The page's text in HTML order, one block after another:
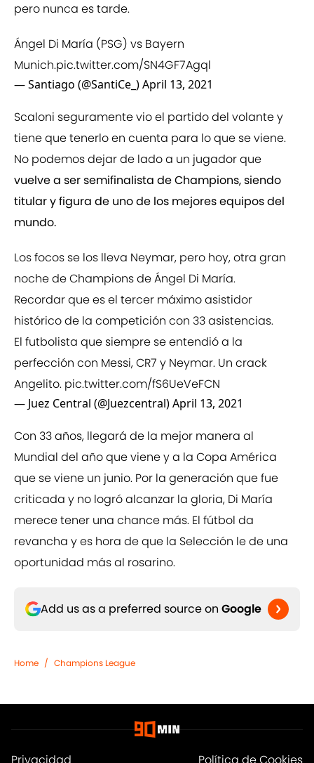
pero nunca es tarde.
Ángel Di María (PSG) vs Bayern
Munich.pic.twitter.com/SN4GF7Agql
— Santiago (@SantiCe_)April 13, 2021
Scaloni seguramente vio el partido del volante y
tiene que tenerlo en cuenta para lo que se viene.
No podemos dejar de lado a un jugador que
vuelve a ser semifinalista de Champions, siendo
titular y figura de uno de los mejores equipos del
mundo.
Los focos se los lleva Neymar, pero hoy, otra gran
noche de Champions de Ángel Di María.
Recordar que es el tercer máximo asistidor
histórico de la competición con 33 asistencias.
El futbolista que siempre se entendió a la
perfección con Messi, CR7 y Neymar. Un crack
Angelito. pic.twitter.com/fS6UeVeFCN
— Juez Central (@Juezcentral)April 13, 2021
Con 33 años, llegará de la mejor manera al
Mundial del año que viene y a la Copa América
que se viene un junio. Por la generación que fue
criticada y no logró alcanzar la gloria, Di María
merece tener una chance más. El fútbol da
revancha y es hora de que la Selección le de una
oportunidad más al rosarino.
Add us as a preferred source on Google
Home / Champions League